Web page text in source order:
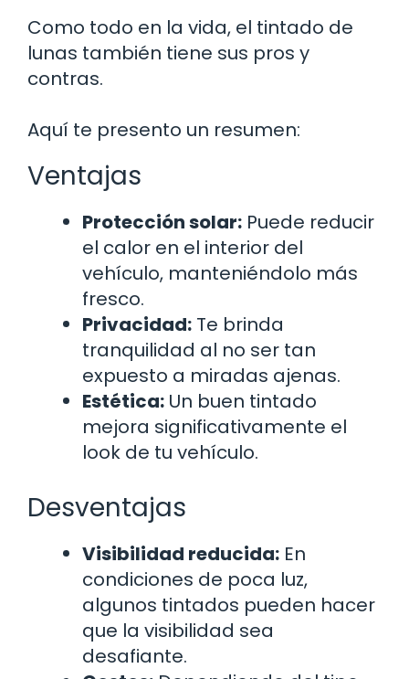
Como todo en la vida, el tintado de
lunas también tiene sus pros y
contras.
Aquí te presento un resumen:
Ventajas
Protección solar: Puede reducir
el calor en el interior del
vehículo, manteniéndolo más
fresco.
Privacidad: Te brinda
tranquilidad al no ser tan
expuesto a miradas ajenas.
Estética: Un buen tintado
mejora significativamente el
look de tu vehículo.
Desventajas
Visibilidad reducida: En
condiciones de poca luz,
algunos tintados pueden hacer
que la visibilidad sea
desafiante.